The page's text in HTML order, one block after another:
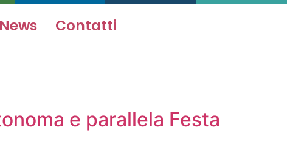
News Contatti
e parallela Festa